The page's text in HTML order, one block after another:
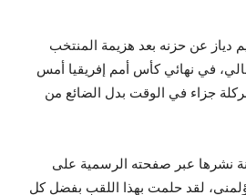
دياز عن حزنه بعد هزيمة المنتخب
في نهائي كأس أمم إفريقيا أمس
جزاء في الوقت بدل الضائع من
نشرها عبر صفحته الرسمية على
لقد حلمت بهذا اللقب بفضل كل